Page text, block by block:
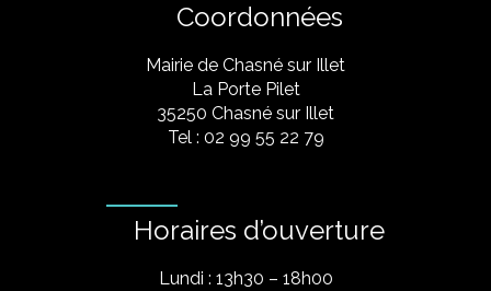
Coordonnées
Mairie de Chasné sur Illet
La Porte Pilet
35250 Chasné sur Illet
Tel : 02 99 55 22 79
Horaires d’ouverture
Lundi : 13h30 – 18h00